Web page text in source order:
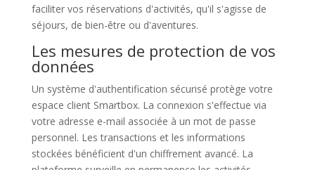
faciliter vos réservations d'activités, qu'il s'agisse de
séjours, de bien-être ou d'aventures.
Les mesures de protection de vos
données
Un système d'authentification sécurisé protège votre
espace client Smartbox. La connexion s'effectue via
votre adresse e-mail associée à un mot de passe
personnel. Les transactions et les informations
stockées bénéficient d'un chiffrement avancé. La